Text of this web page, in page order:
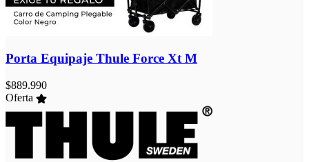
Porta Equipaje Thule Force Xt M
$889.990
Oferta